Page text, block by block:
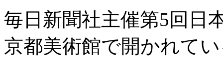
毎日新聞社主催第5回日
京都美術館で開かれて